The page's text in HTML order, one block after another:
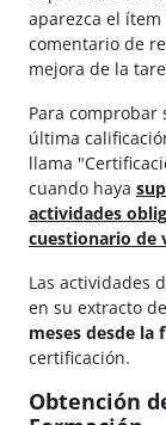
aparezca el ítem
comentario de
mejora de la
Para comprobar
última
llama
cuando haya
actividades
cuestionario de
Las actividades
en su extracto
meses desde la
certificación.
Obtención